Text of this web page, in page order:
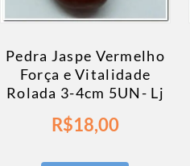
Pedra Jaspe Vermelho
Força e Vitalidade
Rolada 3-4cm 5UN- Lj
R$18,00